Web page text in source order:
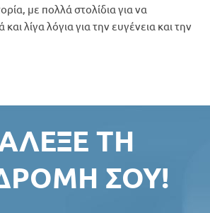
με πολλά στολίδια για να
λίγα λόγια για την ευγένεια και την
ΤΗ
ΣΟΥ!